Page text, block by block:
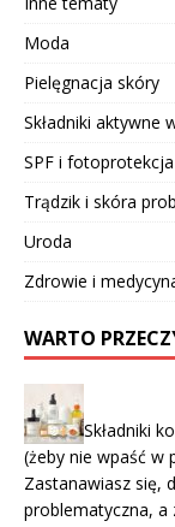
Moda
Pielęgnacja skóry
Składniki aktywne
SPF i fotoprotekcja
Trądzik i skóra
Uroda
Zdrowie i
WARTO
Składniki
(żeby nie wpaść w
Zastanawiasz się,
problematyczna, a